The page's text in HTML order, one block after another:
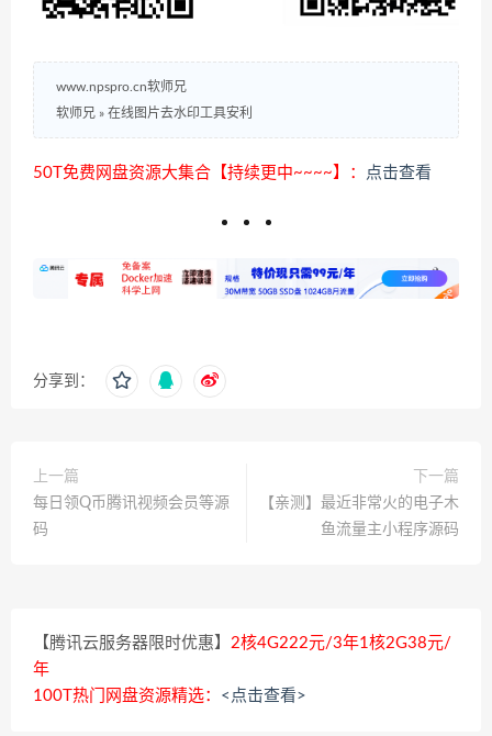
www.npspro.cn软师兄
软师兄 » 在线图片去水印工具安利
50T免费网盘资源大集合【持续更中~~~~】： 点击查看
分享到：
上一篇
每日领Q币腾讯视频会员等源
码
下一篇
【亲测】最近非常火的电子木
鱼流量主小程序源码
【腾讯云服务器限时优惠】 2核4G222元/3年1核2G38元/
年
100T热门网盘资源精选： <点击查看>